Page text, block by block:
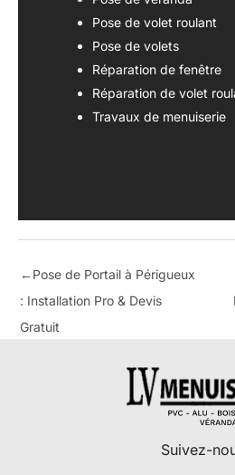
Pose de volet roulant
Pose de volets
Réparation de fenêtre
Réparation de volet
Travaux de menuiserie
←Pose de Portail à Périgueux
: Installation Pro & Devis
Gratuit
Suivez-